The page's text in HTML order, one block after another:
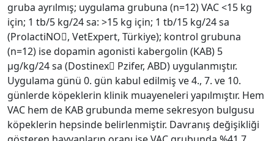
gruba ayrılmış; uygulama grubuna (n=12) VAC <15 kg
için; 1 tb/5 kg/24 sa: >15 kg için; 1 tb/15 kg/24 sa
(ProlactiNO, VetExpert, Türkiye); kontrol grubuna
(n=12) ise dopamin agonisti kabergolin (KAB) 5
µg/kg/24 sa (Dostinex Pzifer, ABD) uygulanmıştır.
Uygulama günü 0. gün kabul edilmiş ve 4., 7. ve 10.
günlerde köpeklerin klinik muayeneleri yapılmıştır. Hem
VAC hem de KAB grubunda meme sekresyon bulgusu
köpeklerin hepsinde belirlenmiştir. Davranış değişikliği